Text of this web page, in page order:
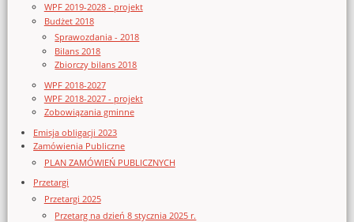
WPF 2019-2028 - projekt
Budżet 2018
Sprawozdania - 2018
Bilans 2018
Zbiorczy bilans 2018
WPF 2018-2027
WPF 2018-2027 - projekt
Zobowiązania gminne
Emisja obligacji 2023
Zamówienia Publiczne
PLAN ZAMÓWIEŃ PUBLICZNYCH
Przetargi
Przetargi 2025
Przetarg na dzień 8 stycznia 2025 r.